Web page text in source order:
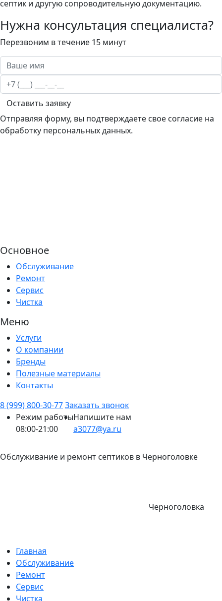
септик и другую сопроводительную документацию.
Нужна консультация специалиста?
Перезвоним в течение 15 минут
Оставить заявку
Отправляя форму, вы подтверждаете свое согласие на
обработку персональных данных.
Основное
Обслуживание
Ремонт
Сервис
Чистка
Меню
Услуги
О компании
Бренды
Полезные материалы
Контакты
8 (999) 800-30-77Заказать звонок
Режим работы
08:00-21:00
Напишите нам
a3077@ya.ru
Обслуживание и ремонт септиков в Черноголовке
Черноголовка
Главная
Обслуживание
Ремонт
Сервис
Чистка